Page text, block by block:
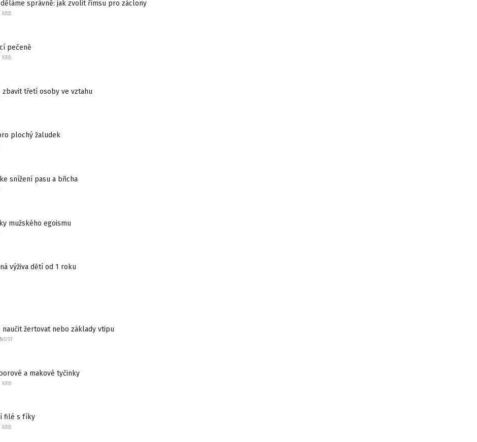
správně: jak zvolit římsu pro záclony
KRB
pečeně
KRB
zbavit třetí osoby ve vztahu
plochý žaludek
snížení pasu a břicha
mužského egoismu
výživa dětí od 1 roku
naučit žertovat nebo základy vtipu
a makové tyčinky
KRB
filé s fíky
KRB